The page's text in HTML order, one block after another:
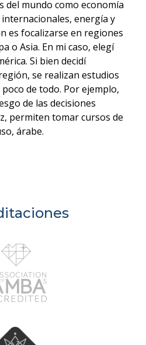
del mundo como economía
energía y
es focalizarse en regiones
o Asia. En mi caso, elegí
Si bien decidí
se realizan estudios
de todo. Por ejemplo,
de las decisiones
permiten tomar cursos de
árabe.